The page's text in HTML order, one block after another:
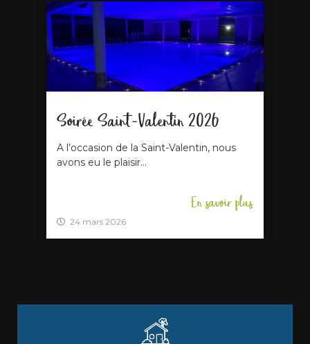
Soirée Saint-Valentin 2026
A l’occasion de la Saint-Valentin, nous
avons eu le plaisir...
En savoir plus
24 mars 2026